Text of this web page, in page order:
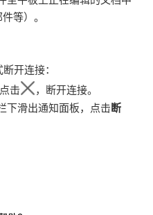
等）。
开连接：
击
，断开连接。
下滑出通知面板，点击断